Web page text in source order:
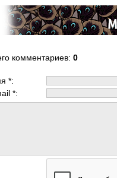
комментариев: 0
*:
*: